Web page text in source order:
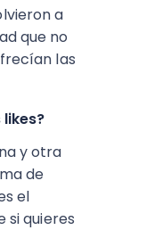
a
que no
las
y otra
de
el
si quieres